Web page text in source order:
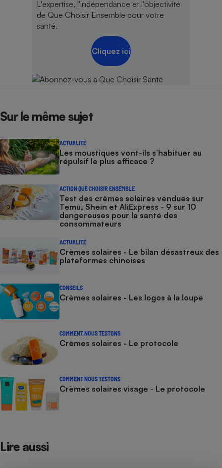
L'expertise, l'indépendance et l'objectivité
de Que Choisir Ensemble pour votre
santé.
Cliquez ici
Sur le même sujet
ACTUALITÉ
Les moustiques vont-ils s’habituer au
répulsif le plus efficace ?
ACTION QUE CHOISIR ENSEMBLE
Test des crèmes solaires vendues sur
Temu, Shein et AliExpress - 9 sur 10
dangereuses pour la santé des
consommateurs
ACTUALITÉ
Crèmes solaires - Le bilan désastreux des
plateformes chinoises
CONSEILS
Crèmes solaires - Les logos à la loupe
COMMENT NOUS TESTONS
Crèmes solaires - Le protocole
COMMENT NOUS TESTONS
Crèmes solaires visage - Le protocole
Lire aussi